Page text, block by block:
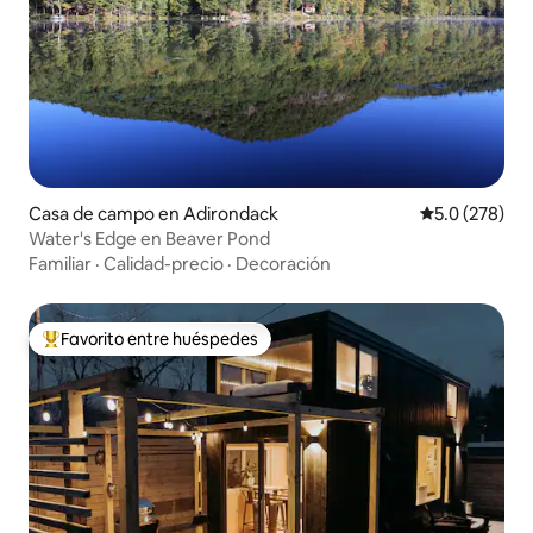
Casa de campo en Adirondack Calificación
5.0 (278)
Water's Edge en Beaver Pond
Familiar · Calidad-precio · Decoración
Favorito entre huéspedes preferido
Favorito entre huéspedes